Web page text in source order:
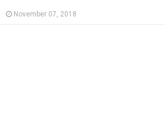
November 07, 2018